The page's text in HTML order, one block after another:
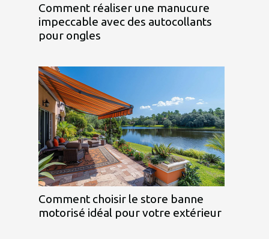
Comment réaliser une manucure
impeccable avec des autocollants
pour ongles
Comment choisir le store banne
motorisé idéal pour votre extérieur